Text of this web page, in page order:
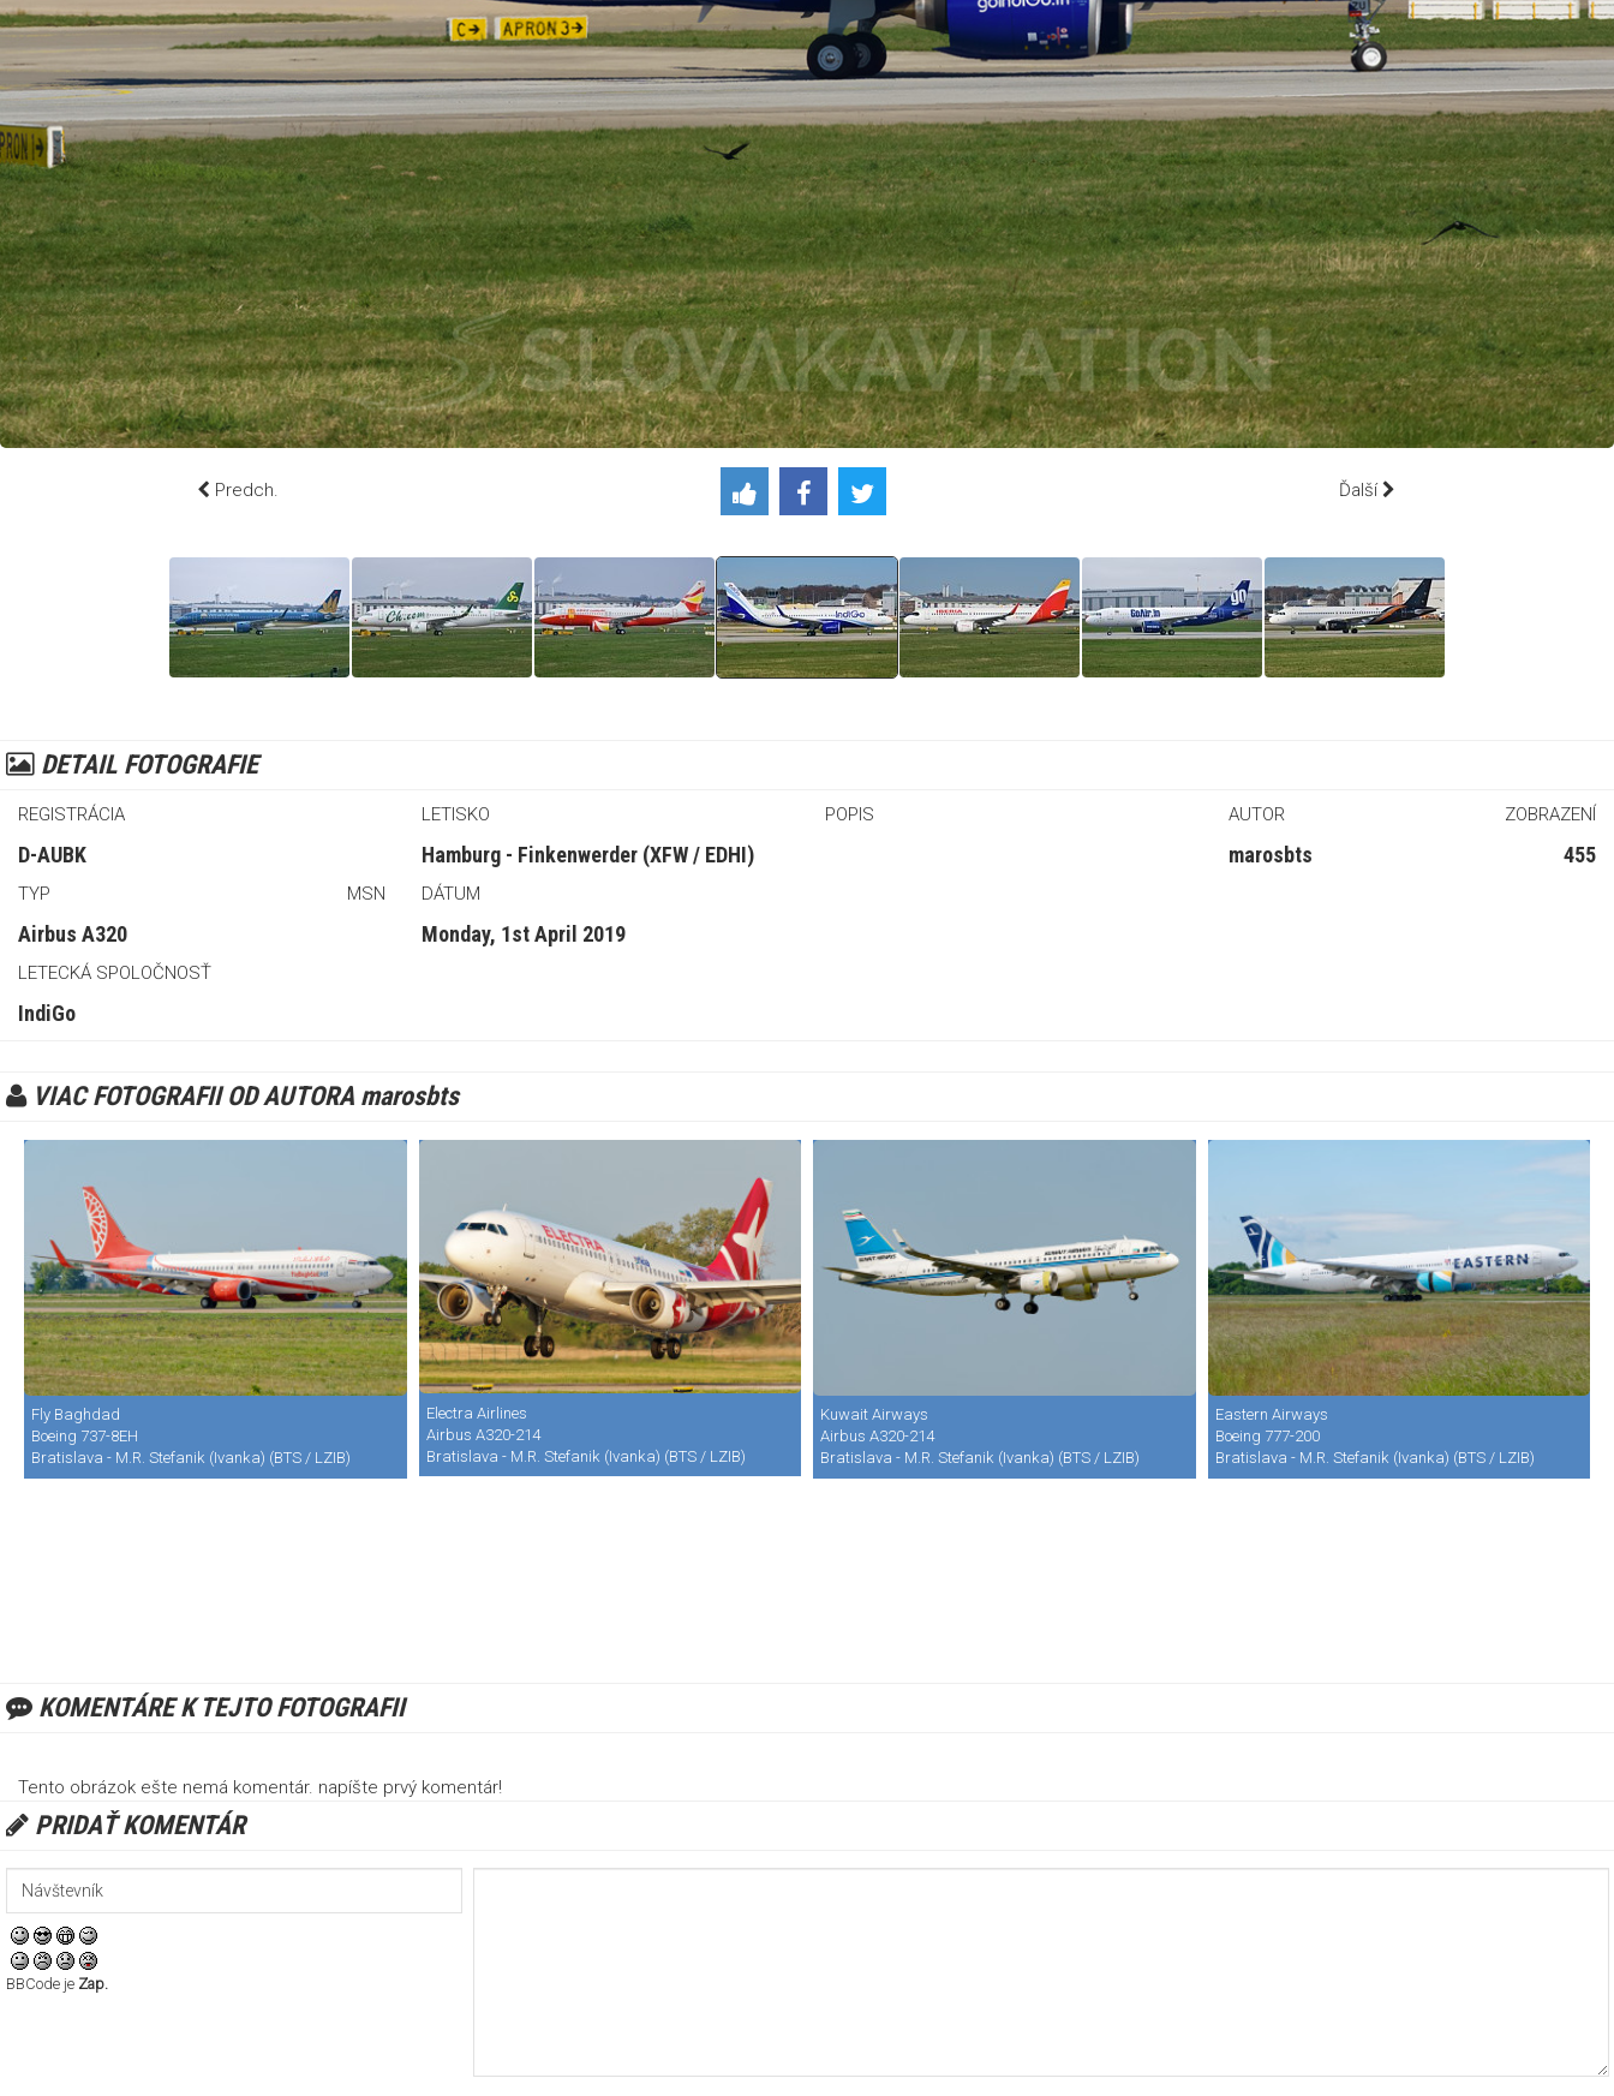
Predch. Ďalší
DETAIL FOTOGRAFIE
REGISTRÁCIA
D-AUBK
TYP MSN
Airbus A320
LETECKÁ SPOLOČNOSŤ
IndiGo
LETISKO
Hamburg - Finkenwerder (XFW / EDHI)
DÁTUM
Monday, 1st April 2019
POPIS AUTOR ZOBRAZENÍ
marosbts 455
VIAC FOTOGRAFII OD AUTORA marosbts
Fly Baghdad
Boeing 737-8EH
Bratislava - M.R. Stefanik (Ivanka) (BTS / LZIB)
Electra Airlines
Airbus A320-214
Bratislava - M.R. Stefanik (Ivanka) (BTS / LZIB)
Kuwait Airways
Airbus A320-214
Bratislava - M.R. Stefanik (Ivanka) (BTS / LZIB)
Eastern Airways
Boeing 777-200
Bratislava - M.R. Stefanik (Ivanka) (BTS / LZIB)
KOMENTÁRE K TEJTO FOTOGRAFII
Tento obrázok ešte nemá komentár. napíšte prvý komentár!
PRIDAŤ KOMENTÁR
BBCode je Zap.